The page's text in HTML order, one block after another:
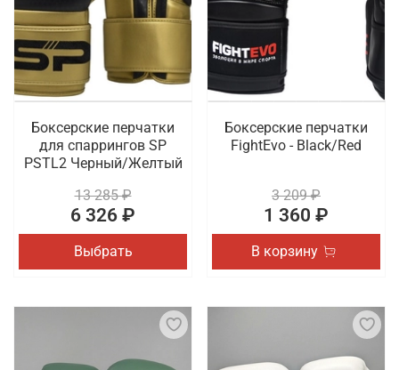
Боксерские перчатки
для спаррингов SP
PSTL2 Черный/Желтый
13 285 ₽
6 326 ₽
Выбрать
Боксерские перчатки
FightEvo - Black/Red
3 209 ₽
1 360 ₽
В корзину